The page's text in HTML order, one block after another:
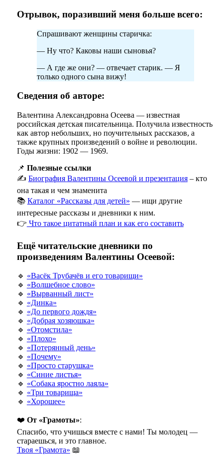
Отрывок, поразивший меня больше всего:
Спрашивают женщины старичка:
— Ну что? Каковы наши сыновья?
— А где же они? — отвечает старик. — Я
только одного сына вижу!
Сведения об авторе:
Валентина Александровна Осеева — известная
российская детская писательница. Получила известность
как автор небольших, но поучительных рассказов, а
также крупных произведений о войне и революции.
Годы жизни: 1902 — 1969.
📌 Полезные ссылки
✍️ Биография Валентины Осеевой и презентация– кто
она такая и чем знаменита
📚 Каталог «Рассказы для детей» — ищи другие
интересные рассказы и дневники к ним.
👉 Что такое цитатный план и как его составить
Ещё читательские дневники по
произведениям Валентины Осеевой:
🔹 «Васёк Трубачёв и его товарищи»
🔹 «Волшебное слово»
🔹 «Вырванный лист»
🔹 «Динка»
🔹 «До первого дождя»
🔹 «Добрая хозяюшка»
🔹 «Отомстила»
🔹 «Плохо»
🔹 «Потерянный день»
🔹 «Почему»
🔹 «Просто старушка»
🔹 «Синие листья»
🔹 «Собака яростно лаяла»
🔹 «Три товарища»
🔹 «Хорошее»
❤️ От «Грамоты»:
Спасибо, что учишься вместе с нами! Ты молодец —
стараешься, и это главное.
Твоя «Грамота» 📖